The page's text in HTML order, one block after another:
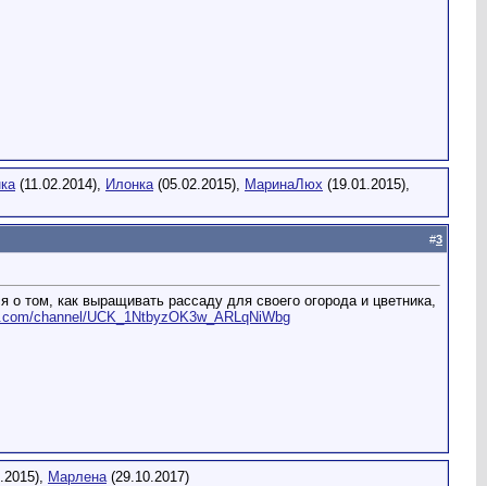
(11.02.2014), Илонка(05.02.2015), МаринаЛюх (19.01.2015),
#3
том, как выращивать рассаду для своего огорода и цветника,
channel/UCK_1NtbyzOK3w_ARLqNiWbg
Марлена(29.10.2017)